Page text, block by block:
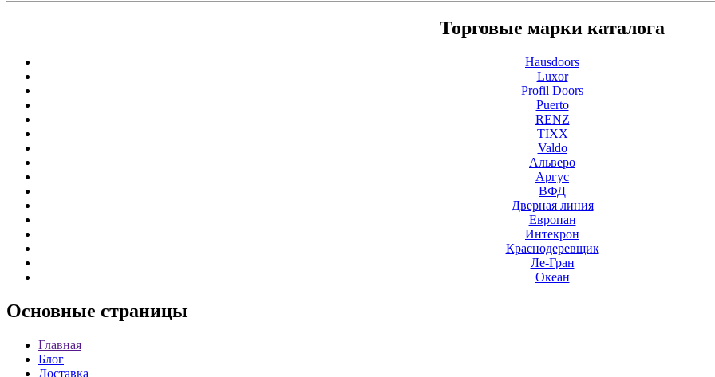
Торговые марки каталога
Hausdoors
Luxor
Profil Doors
Puerto
RENZ
TIXX
Valdo
Альверо
Аргус
ВФД
Дверная линия
Европан
Интекрон
Краснодеревщик
Ле-Гран
Океан
Основные страницы
Главная
Блог
Доставка